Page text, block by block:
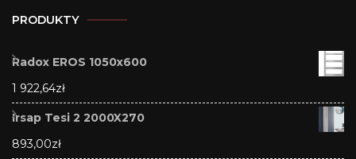
PRODUKTY
Radox EROS 1050x600
1 922,64zł
Irsap Tesi 2 2000X270
893,00zł